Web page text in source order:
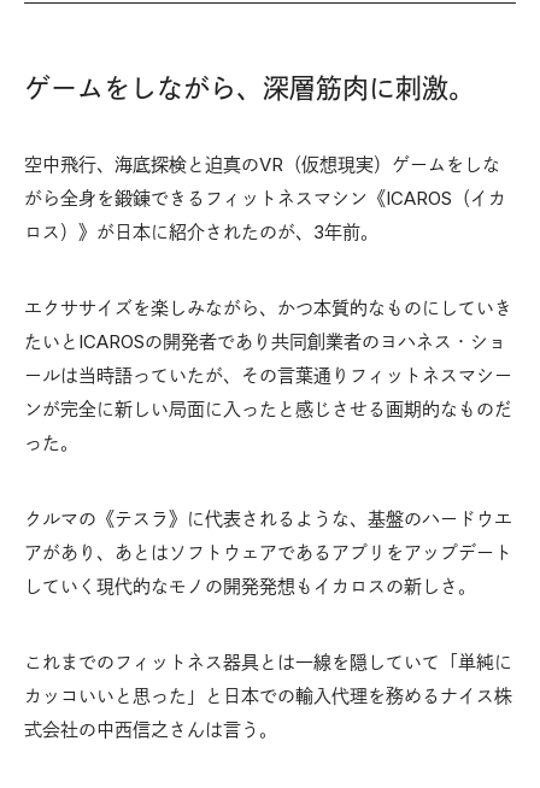
ゲームをしながら、深層筋肉に刺激。
空中飛行、海底探検と迫真のVR（仮想現実）ゲームをしな
がら全身を鍛錬できるフィットネスマシン《ICAROS（イカ
ロス）》が日本に紹介されたのが、3年前。
エクササイズを楽しみながら、かつ本質的なものにしていき
たいとICAROSの開発者であり共同創業者のヨハネス・ショ
ールは当時語っていたが、その言葉通りフィットネスマシー
ンが完全に新しい局面に入ったと感じさせる画期的なものだ
った。
クルマの《テスラ》に代表されるような、基盤のハードウエ
アがあり、あとはソフトウェアであるアプリをアップデート
していく現代的なモノの開発発想もイカロスの新しさ。
これまでのフィットネス器具とは一線を隠していて「単純に
カッコいいと思った」と日本での輸入代理を務めるナイス株
式会社の中西信之さんは言う。